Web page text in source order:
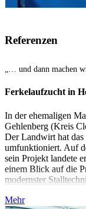
Referenzen
„… und dann machen
Ferkelaufzucht in
In der ehemaligen
Gehlenberg (Kreis
Der Landwirt hat
umfunktioniert. Auf
sein Projekt landete
einem Blick auf die
modernster
Mehr